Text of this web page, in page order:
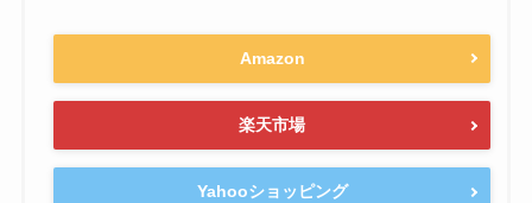
Amazon
楽天市場
Yahooショッピング